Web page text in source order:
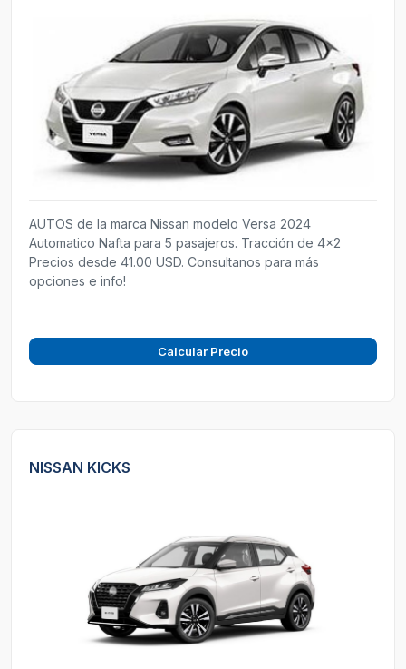
AUTOS de la marca Nissan modelo Versa 2024
Automatico Nafta para 5 pasajeros. Tracción de 4x2
Precios desde 41.00 USD. Consultanos para más
opciones e info!
Calcular Precio
NISSAN KICKS